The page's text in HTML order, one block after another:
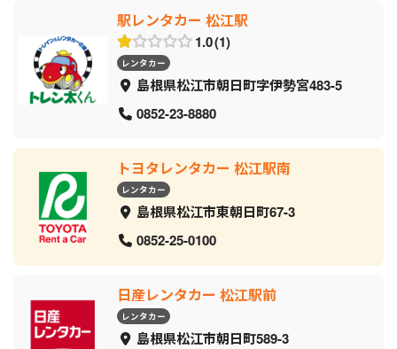
駅レンタカー 松江駅
1.0 1
レンタカー
島根県松江市朝日町字伊勢宮483-5
0852-23-8880
トヨタレンタカー 松江駅南
レンタカー
島根県松江市東朝日町67-3
0852-25-0100
日産レンタカー 松江駅前
レンタカー
島根県松江市朝日町589-3